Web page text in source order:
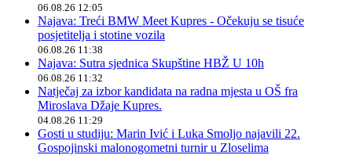
06.08.26 12:05
Najava: Treći BMW Meet Kupres - Očekuju se tisuće
posjetitelja i stotine vozila
06.08.26 11:38
Najava: Sutra sjednica Skupštine HBŽ U 10h
06.08.26 11:32
Natječaj za izbor kandidata na radna mjesta u OŠ fra
Miroslava Džaje Kupres.
04.08.26 11:29
Gosti u studiju: Marin Ivić i Luka Smoljo najavili 22.
Gospojinski malonogometni turnir u Zloselima